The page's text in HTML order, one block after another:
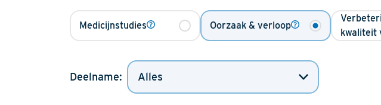
Medicijnstudies Oorzaak & verloop
kwaliteit
Deelname: